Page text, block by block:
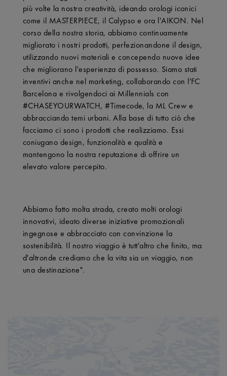
più volte la nostra creatività, ideando orologi iconici
come il MASTERPIECE, il Calypso e ora l'AIKON. Nel
corso della nostra storia, abbiamo continuamente
migliorato i nostri prodotti, perfezionandone il design,
utilizzando nuovi materiali e concependo nuove idee
che migliorano l'esperienza di possesso. Siamo stati
inventivi anche nel marketing, collaborando con l'FC
Barcelona e rivolgendoci ai Millennials con
#CHASEYOURWATCH, #Timecode, la ML Crew e
abbracciando temi urbani. Alla base di tutto ciò che
facciamo ci sono i prodotti che realizziamo. Essi
coniugano design, funzionalità e qualità e
mantengono la nostra reputazione di offrire un
elevato valore percepito.
Abbiamo fatto molta strada, creato molti orologi
innovativi, ideato diverse iniziative promozionali
ingegnose e abbracciato con convinzione la
sostenibilità. Il nostro viaggio è tutt'altro che finito, ma
d'altronde crediamo che la vita sia un viaggio, non
una destinazione".